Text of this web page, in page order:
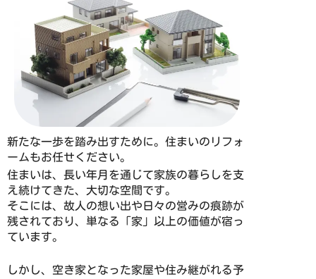
新たな一歩を踏み出すために。住まいのリフォ
ームもお任せください。
住まいは、長い年月を通じて家族の暮らしを支
え続けてきた、大切な空間です。
そこには、故人の想い出や日々の営みの痕跡が
残されており、単なる「家」以上の価値が宿っ
ています。
しかし、空き家となった家屋や住み継がれる予